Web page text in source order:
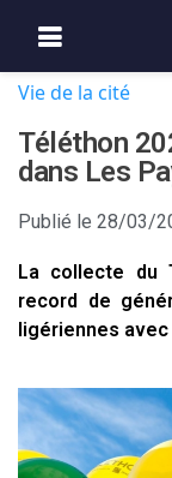
Vie de la cité
Téléthon
dans Les
Publié le 28/03/
La collecte du
record de
ligériennes avec